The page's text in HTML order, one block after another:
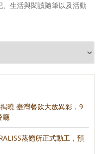
生活與閱讀隨筆以及活動
曉 臺灣餐飲大放異彩，9
廳
蒸餾所正式動工，預